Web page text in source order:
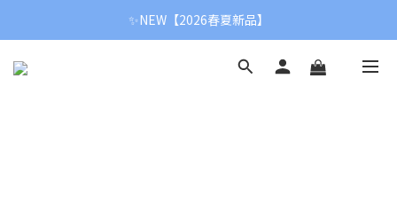
✨NEW【2026春夏新品】
✨NEW【2026春夏新品】
【新春首降】冬季全面8折